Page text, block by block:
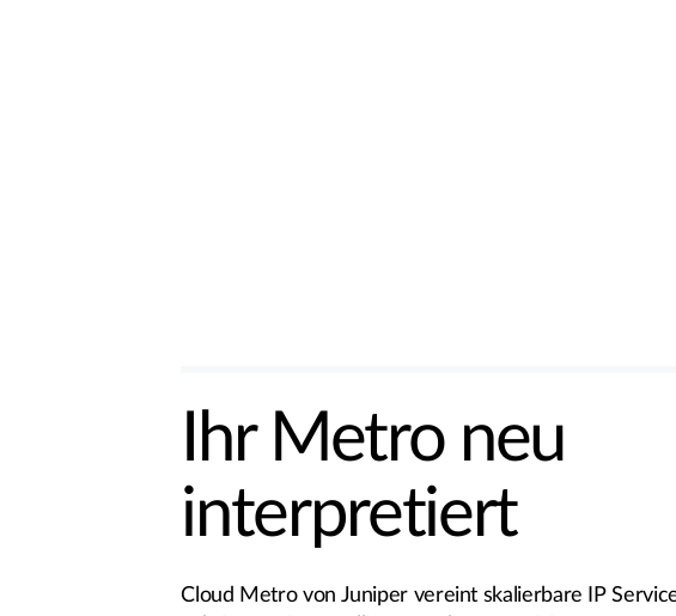
Ihr Metro neu
interpretiert
Cloud Metro von Juniper vereint skalierbare IP